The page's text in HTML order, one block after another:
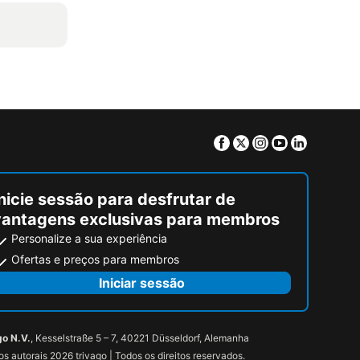
Facebook
TwitterInstagram
Youtube
sessão para desfrutar de
exclusivas para membros
Personalize a sua experiência
Ofertas e preços para membros
Iniciar sessão
N.V., Kesselstraße 5 – 7, 40221 Düsseldorf, Alemanha
autorais 2026 trivago | Todos os direitos reservados.